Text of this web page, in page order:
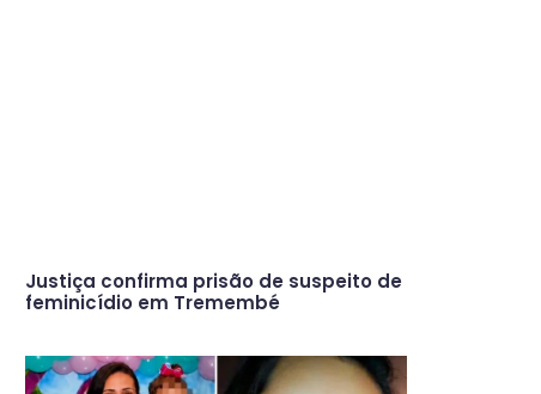
Justiça confirma prisão de suspeito de
feminicídio em Tremembé